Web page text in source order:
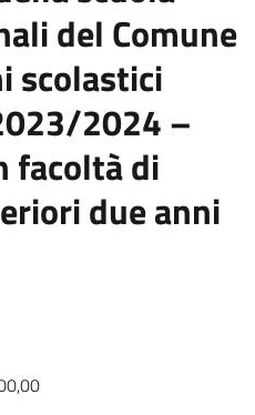
del Comune
scolastici
2024 –
facoltà di
due anni